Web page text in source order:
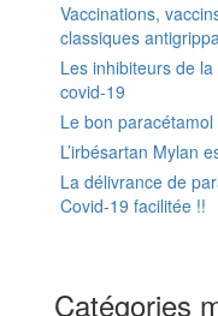
Vaccinations,
classiques
Les inhibiteurs de
covid-19
Le bon
L’irbésartan Mylan
La délivrance de
Covid-19 facilitée !!
Catégories